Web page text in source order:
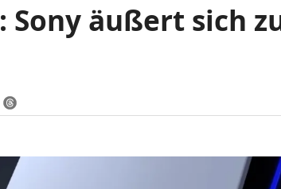
Sony äußert sich